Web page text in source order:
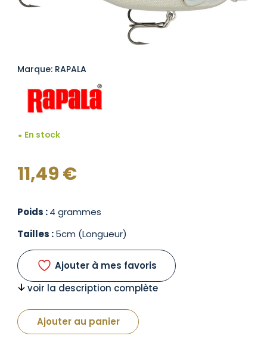
Marque: RAPALA
En stock
11,49€
Poids :4 grammes
Tailles :5cm (Longueur)
Ajouter à mes favoris
voir la description complète
Ajouter au panier